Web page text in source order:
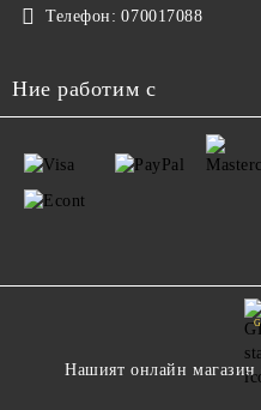
Телефон: 070017088
Ние работим с
Нашият онлайн магазин